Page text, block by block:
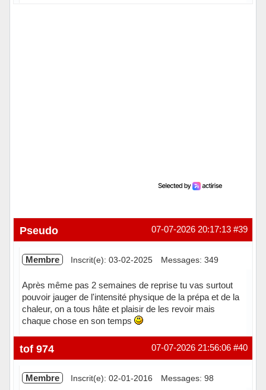
#39
07-07-2026 20:17:13
Pseudo
Membre Inscrit(e): 03-02-2025 Messages: 349
Après même pas 2 semaines de reprise tu vas surtout
pouvoir jauger de l'intensité physique de la prépa et de la
chaleur, on a tous hâte et plaisir de les revoir mais
chaque chose en son temps
Hors ligne #40
07-07-2026 21:56:06
tof 974
Membre Inscrit(e): 02-01-2016 Messages: 98